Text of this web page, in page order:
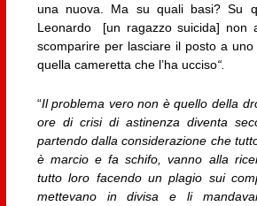
una nuova. Ma su quali basi? Su
Leonardo [un ragazzo suicida] non
scomparire per lasciare il posto a
quella cameretta che l’ha ucciso“.
“Il problema vero non è quello della
ore di crisi di astinenza diventa
partendo dalla considerazione che
è marcio e fa schifo, vanno alla
tutto loro facendo un plagio sui
mettevano in divisa e li